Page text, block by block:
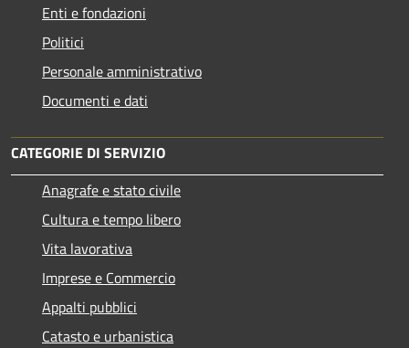
Enti e fondazioni
Politici
Personale amministrativo
Documenti e dati
CATEGORIE DI SERVIZIO
Anagrafe e stato civile
Cultura e tempo libero
Vita lavorativa
Imprese e Commercio
Appalti pubblici
Catasto e urbanistica